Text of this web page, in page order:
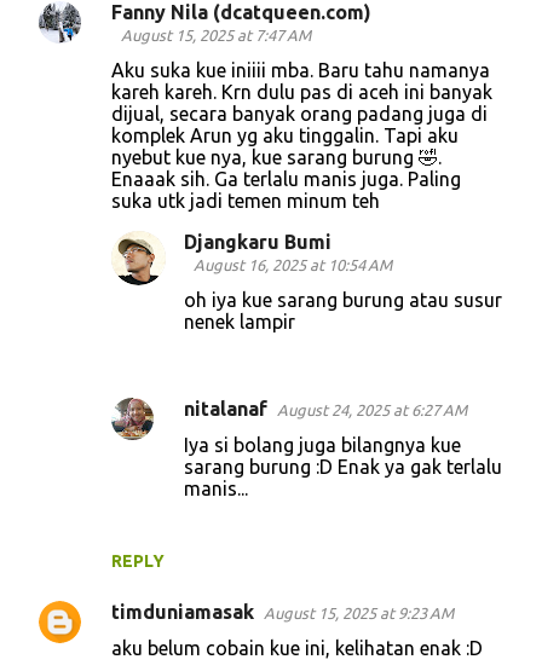
C
Fanny Nila (dcatqueen.com)
August 15, 2025 at 7:47 AM
Aku suka kue iniiii mba. Baru tahu namanya
kareh kareh. Krn dulu pas di aceh ini banyak
dijual, secara banyak orang padang juga di
komplek Arun yg aku tinggalin. Tapi aku
nyebut kue nya, kue sarang burung 🤣.
Enaaak sih. Ga terlalu manis juga. Paling
suka utk jadi temen minum teh
REPLY
Djangkaru Bumi
August 16, 2025 at 10:54 AM
oh iya kue sarang burung atau susur
nenek lampir
nitalanaf August 24, 2025 at 6:27 AM
Iya si bolang juga bilangnya kue
sarang burung :D Enak ya gak terlalu
manis...
timduniamasak August 15, 2025 at 9:23 AM
aku belum cobain kue ini, kelihatan enak :D